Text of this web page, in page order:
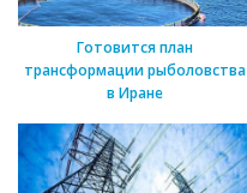
Готовится план
трансформации рыболовства
в Иране